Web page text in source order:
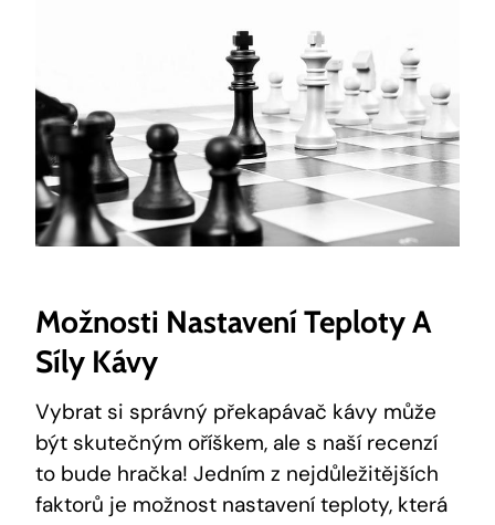
Možnosti Nastavení Teploty A
Síly Kávy
Vybrat si správný ⁤překapávač kávy může
být skutečným oříškem, ale s⁤ naší recenzí
to bude hračka! Jedním z nejdůležitějších
faktorů je možnost nastavení teploty,‍ která